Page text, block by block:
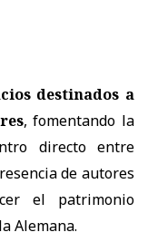
destinados a
, fomentando la
directo entre
de autores
el patrimonio
Alemana.